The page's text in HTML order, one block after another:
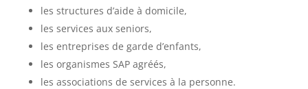
les structures d’aide à domicile,
les services aux seniors,
les entreprises de garde d’enfants,
les organismes SAP agréés,
les associations de services à la personne.